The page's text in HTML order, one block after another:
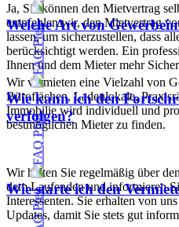
Ja, Sie können den Mietvertrag
empfehlen wir, den Mietvertrag
lassen, um sicherzustellen, dass
berücksichtigt werden. Ein
Ihnen und dem Mieter mehr
Welche Art von
Wir vermieten eine Vielzahl von
Büroflächen, Ladenlokale,
Immobilie wird individuell und
bestmöglichen Mieter zu finden.
Wie kann ich den
verfolgen?
Wir halten Sie regelmäßig über
dem Laufenden und informieren
Interessenten. Sie erhalten von
Updates, damit Sie stets gut
Wie starte ich den